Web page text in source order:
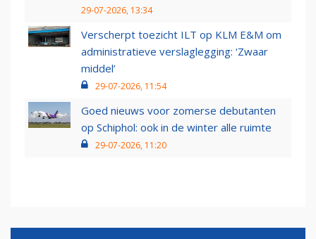
29-07-2026, 13:34
Verscherpt toezicht ILT op KLM E&M om
administratieve verslaglegging: ‘Zwaar
middel’
29-07-2026, 11:54
Goed nieuws voor zomerse debutanten
op Schiphol: ook in de winter alle ruimte
29-07-2026, 11:20